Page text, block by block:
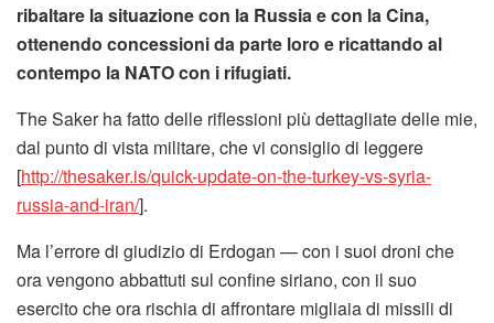
ribaltare la situazione con la Russia e con la Cina,
ottenendo concessioni da parte loro e ricattando al
contempo la NATO con i rifugiati.
The Saker ha fatto delle riflessioni più dettagliate delle mie,
dal punto di vista militare, che vi consiglio di leggere
[http://thesaker.is/quick-update-on-the-turkey-vs-syria-
russia-and-iran/].
Ma l’errore di giudizio di Erdogan — con i suoi droni che
ora vengono abbattuti sul confine siriano, con il suo
esercito che ora rischia di affrontare migliaia di missili di